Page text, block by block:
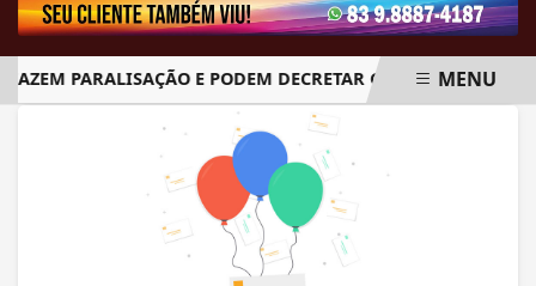
PARALISAÇÃO E PODEM DECRETAR GREVE GERAL A
MENU